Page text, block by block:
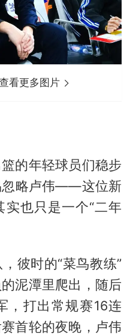
看更多图片
的年轻球员们稳步
忽略卢伟——这位新
也只是一个“二年
彼时的“菜鸟教练”
泥潭里爬出，随后
，打出常规赛16连
首轮的夜晚，卢伟